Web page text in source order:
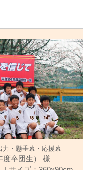
・懸垂幕・応援幕
度卒団生） 様